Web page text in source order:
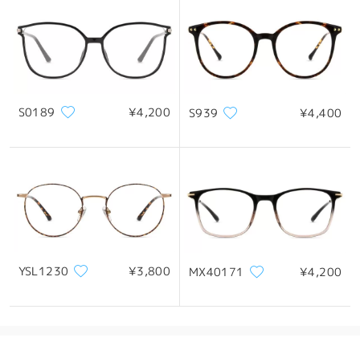
S0189 ¥4,200 S939 ¥4,400
YSL1230 ¥3,800 MX40171 ¥4,200